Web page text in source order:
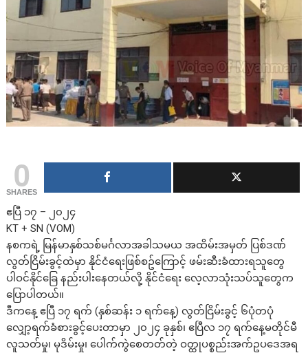
0
SHARES
ဧပြီ ၁၇ – ၂၀၂၄
KT + SN (VOM)
နစကရဲ့ မြန်မာနှစ်သစ်မင်္ဂလာအခါသမယ အထိမ်းအမှတ် ပြစ်ဒဏ်
လွတ်ငြိမ်းခွင့်ထဲမှာ နိုင်ငံရေးဖြစ်စဥ်ကြောင့် ဖမ်းဆီးခံထားရသူတွေ
ပါဝင်နိုင်ခြေ နည်းပါးနေတယ်လို့ နိုင်ငံရေး လေ့လာသုံးသပ်သူတွေက
ပြောပါတယ်။
ဒီကနေ့ ဧပြီ ၁၇ ရက် (နှစ်ဆန်း ၁ ရက်နေ့) လွတ်ငြိမ်းခွင့် ၆ပုံတပုံ
လျှော့ရက်ခံစားခွင့်ပေးတာမှာ ၂၀၂၄ ခုနှစ်၊ ဧပြီလ ၁၇ ရက်နေ့မတိုင်မီ
လူသတ်မှု၊ မုဒိမ်းမှု၊ ပေါက်ကွဲစေတတ်တဲ့ ဝတ္ထုပစ္စည်းအက်ဥပဒေအရ